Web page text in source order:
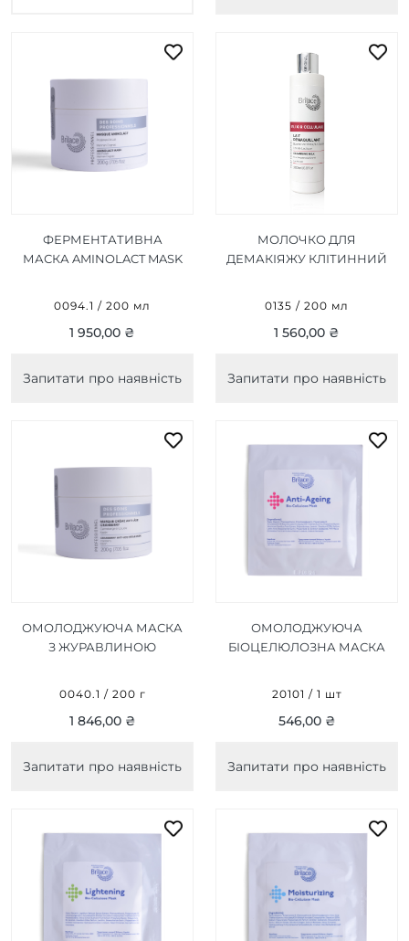
ФЕРМЕНТАТИВНА
МАСКА AMINOLACT MASK
0094.1 / 200 мл
1 950,00 ₴
Запитати про наявність
МОЛОЧКО ДЛЯ
ДЕМАКІЯЖУ КЛІТИННИЙ
CELLULAIRE 200 МЛ
0135 / 200 мл
1 560,00 ₴
Запитати про наявність
ОМОЛОДЖУЮЧА МАСКА
З ЖУРАВЛИНОЮ
0040.1 / 200 г
1 846,00 ₴
Запитати про наявність
ОМОЛОДЖУЮЧА
БІОЦЕЛЮЛОЗНА МАСКА
20101 / 1 шт
546,00 ₴
Запитати про наявність